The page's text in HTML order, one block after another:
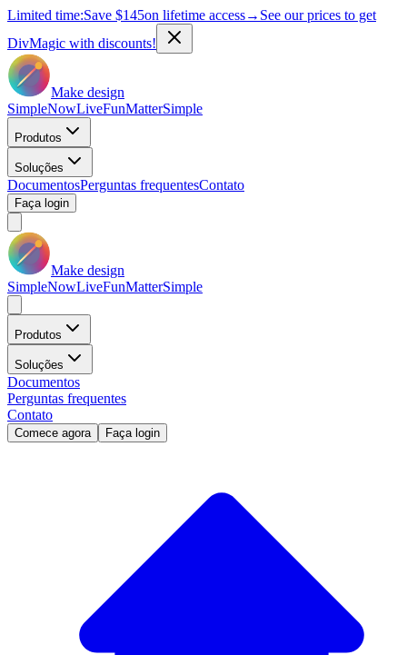
Limited time:Save $145on lifetime access→ See our prices to get
DivMagic with discounts!
Make design
SimpleNowLiveFunMatterSimple
Produtos
Soluções
DocumentosPerguntas frequentesContato
Faça login
Make design
SimpleNowLiveFunMatterSimple
Produtos
Soluções
Documentos
Perguntas frequentes
Contato
Comece agora Faça login